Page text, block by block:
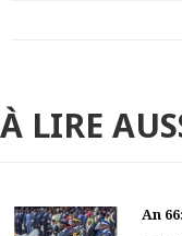
À LIRE
An